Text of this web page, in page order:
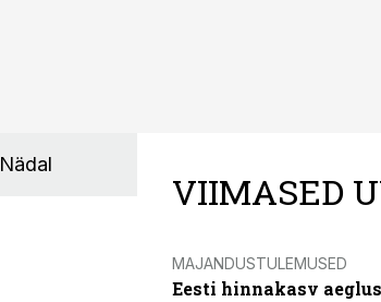
Nädal
VIIMASED
MAJANDUSTULEMUSED
Eesti hinnakasv